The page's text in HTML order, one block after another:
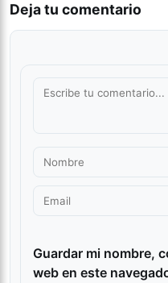
Deja tu comentario
Guardar mi nombre,
web en este